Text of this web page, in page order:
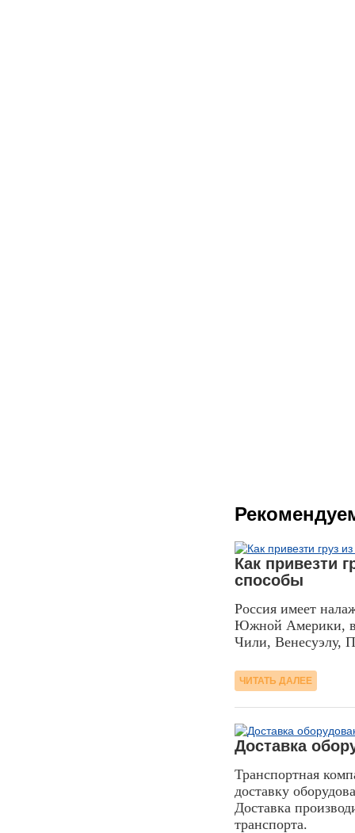
Как привезти
способы
Россия имеет
Южной Америки,
Чили, Венесуэлу,
ЧИТАТЬ ДАЛЕЕ
Доставка
Транспортная
доставку
Доставка
транспорта.